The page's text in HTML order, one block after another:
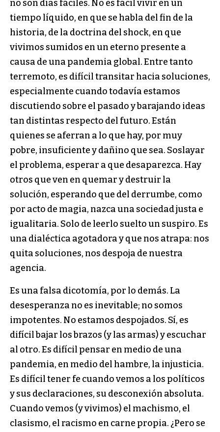
no son días fáciles. No es fácil vivir en un
tiempo líquido, en que se habla del fin de la
historia, de la doctrina del shock, en que
vivimos sumidos en un eterno presente a
causa de una pandemia global. Entre tanto
terremoto, es difícil transitar hacia soluciones,
especialmente cuando todavía estamos
discutiendo sobre el pasado y barajando ideas
tan distintas respecto del futuro. Están
quienes se aferran a lo que hay, por muy
pobre, insuficiente y dañino que sea. Soslayar
el problema, esperar a que desaparezca. Hay
otros que ven en quemar y destruir la
solución, esperando que del derrumbe, como
por acto de magia, nazca una sociedad justa e
igualitaria. Solo de leerlo suelto un suspiro. Es
una dialéctica agotadora y que nos atrapa: nos
quita soluciones, nos despoja de nuestra
agencia.
Es una falsa dicotomía, por lo demás. La
desesperanza no es inevitable; no somos
impotentes. No estamos despojados. Sí, es
difícil bajar los brazos (y las armas) y escuchar
al otro. Es difícil pensar en medio de una
pandemia, en medio del hambre, la injusticia.
Es difícil tener fe cuando vemos a los políticos
y sus declaraciones, su desconexión absoluta.
Cuando vemos (y vivimos) el machismo, el
clasismo, el racismo en carne propia. ¿Pero se